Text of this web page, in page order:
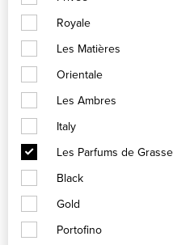
Royale
Les Matières
Orientale
Les Ambres
Italy
Les Parfums de Grasse
Black
Gold
Portofino